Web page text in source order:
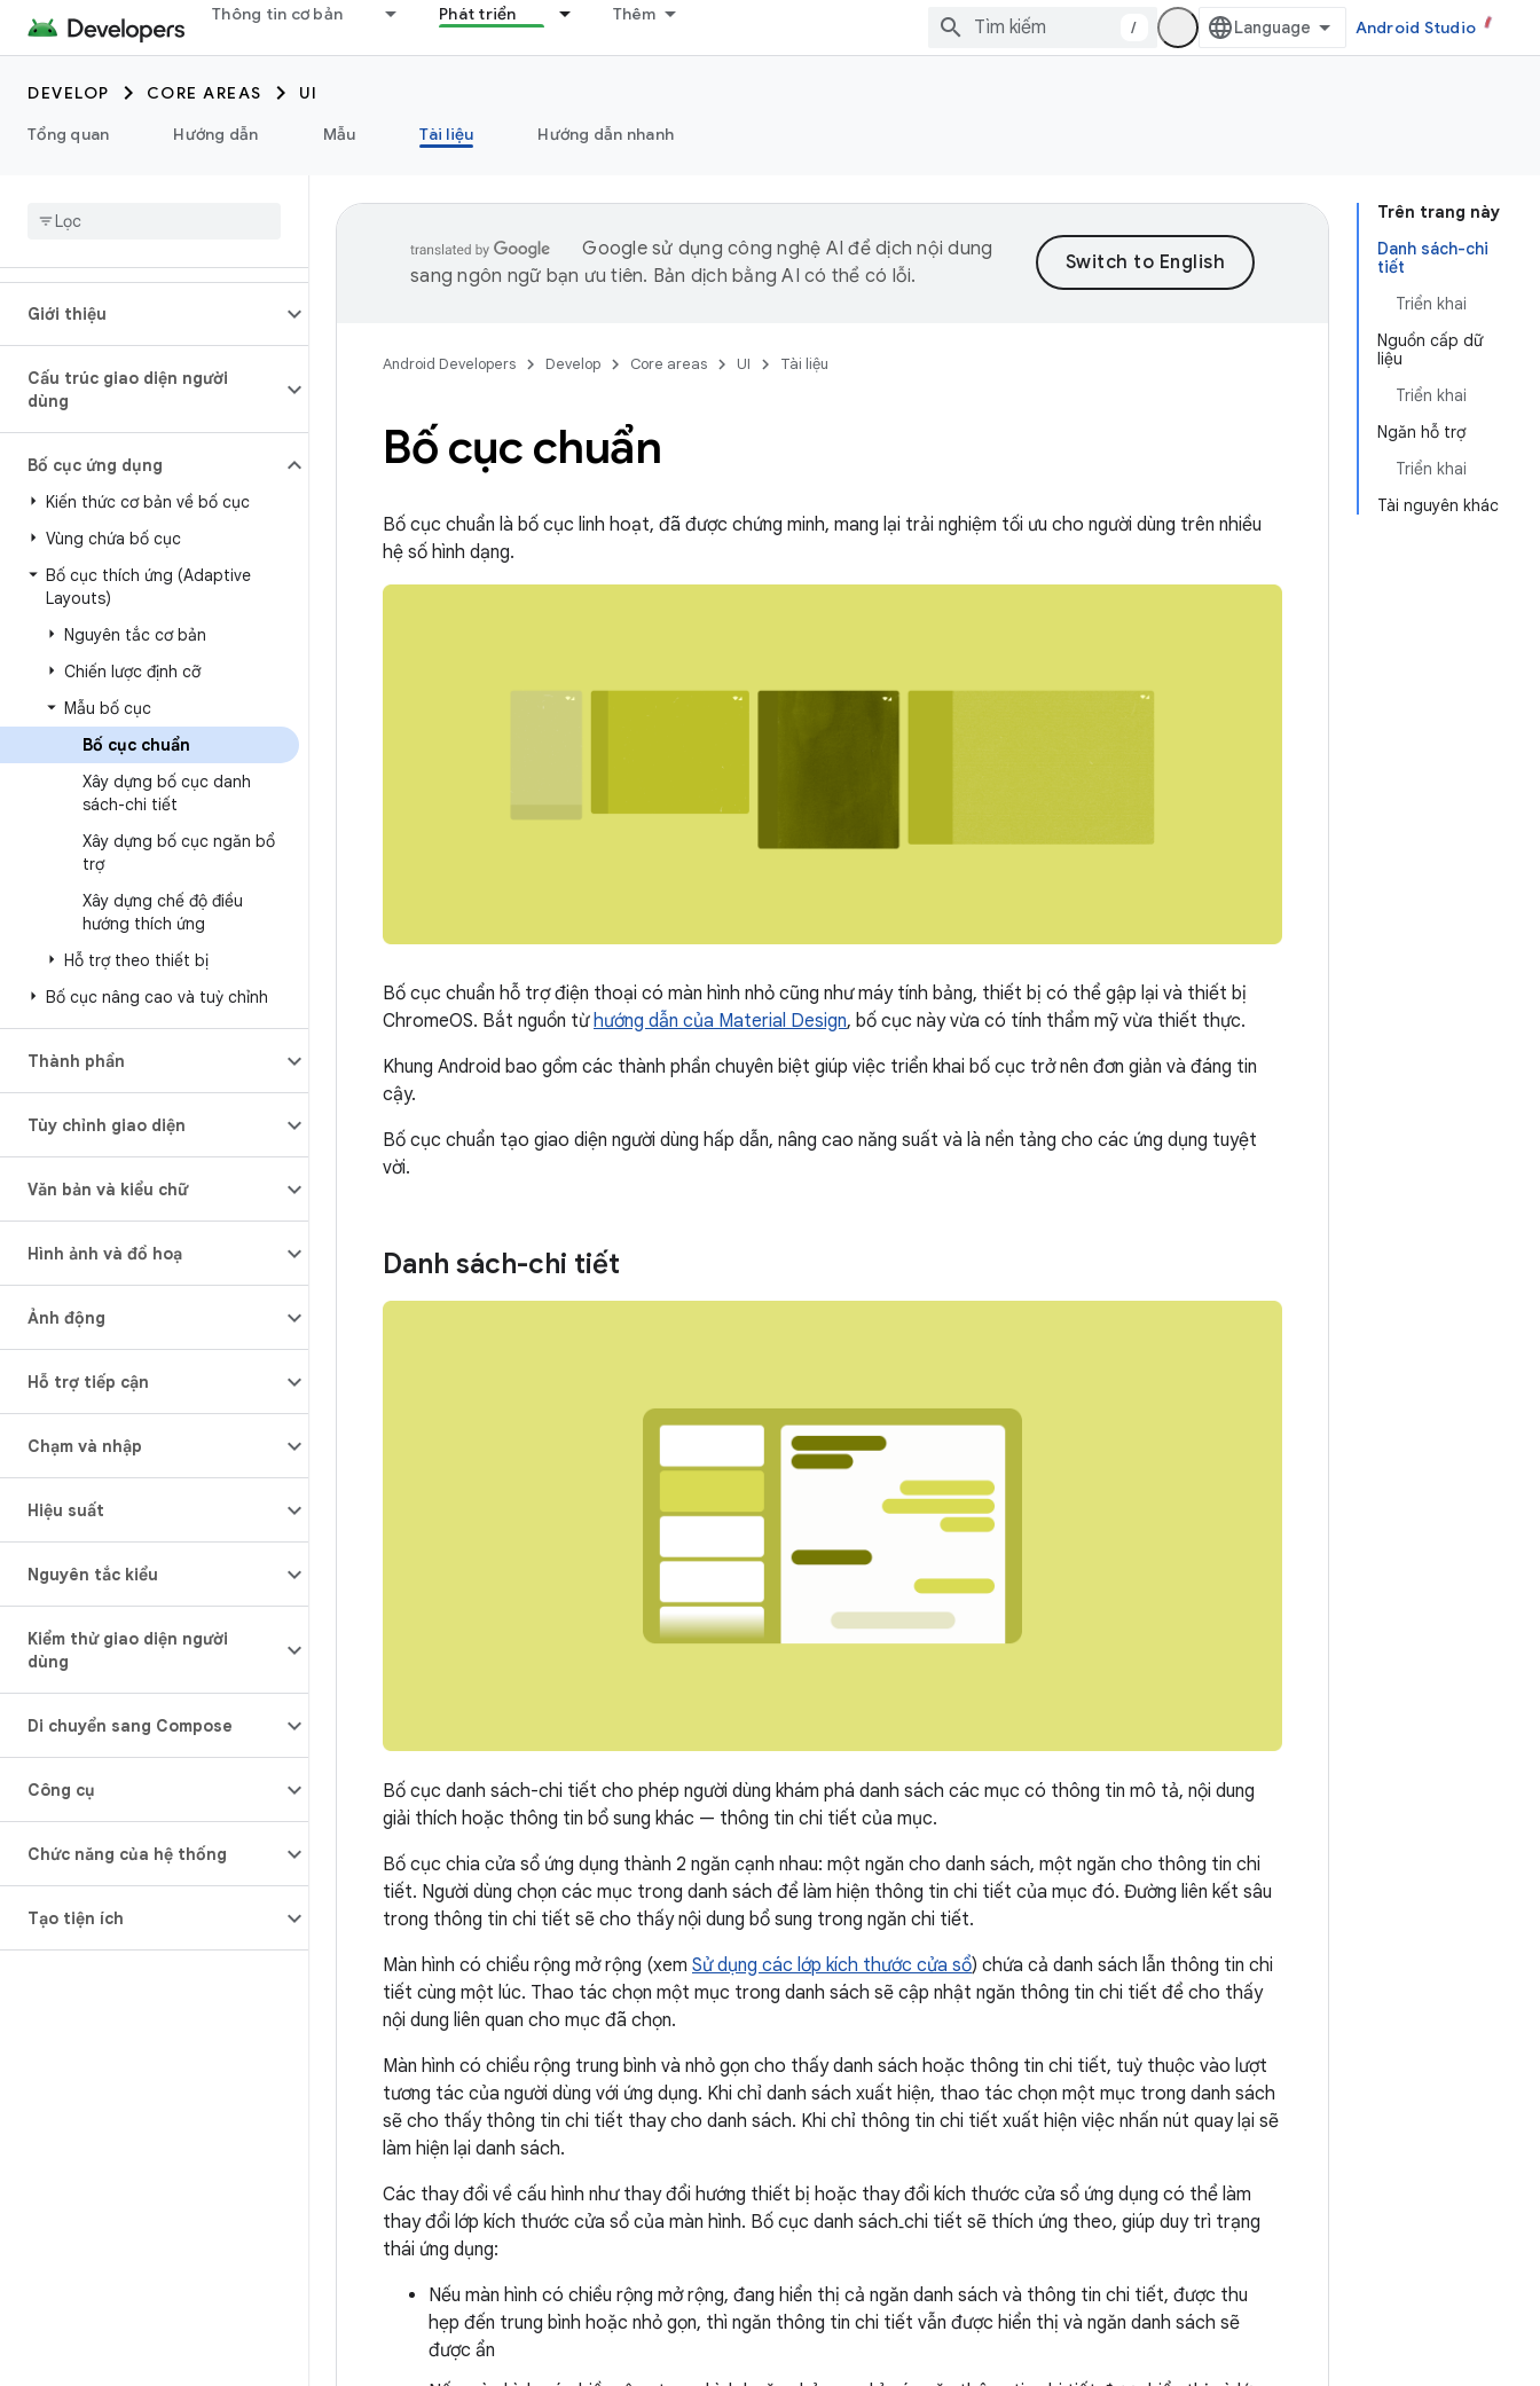
Thông tin cơ bản Phát triển Thêm
/ Android Studio
DEVELOP CORE AREAS
UI
Tổng quan
Hướng dẫn Mẫu Tài liệu Hướng dẫn nhanh
Giới thiệu
Cấu trúc giao diện người
dùng
Bố cục ứng dụng
Kiến thức cơ bản về bố cục
Vùng chứa bố cục
Bố cục thích ứng (Adaptive
Layouts)
Nguyên tắc cơ bản
Chiến lược định cỡ
Mẫu bố cục
Bố cục chuẩn
Xây dựng bố cục danh
sách-chi tiết
Xây dựng bố cục ngăn bổ
trợ
Xây dựng chế độ điều
hướng thích ứng
Hỗ trợ theo thiết bị
Bố cục nâng cao và tuỳ chỉnh
Thành phần
Tùy chỉnh giao diện
Văn bản và kiểu chữ
Hình ảnh và đồ hoạ
Ảnh động
Hỗ trợ tiếp cận
Chạm và nhập
Hiệu suất
Nguyên tắc kiểu
Kiểm thử giao diện người
dùng
Di chuyển sang Compose
Công cụ
Chức năng của hệ thống
Tạo tiện ích
Trên trang này
Danh sách-chi
tiết
Triển khai
Nguồn cấp dữ
liệu
Triển khai
Ngăn hỗ trợ
Triển khai
Tài nguyên khác
Google sử dụng công nghệ AI để dịch nội dung
sang ngôn ngữ bạn ưu tiên. Bản dịch bằng AI có thể có lỗi.
Android Developers Develop Core areas UI Tài liệu
Bố cục chuẩn
Bố cục chuẩn là bố cục linh hoạt, đã được chứng minh, mang lại trải nghiệm tối ưu cho người dùng trên nhiều
hệ số hình dạng.
Bố cục chuẩn hỗ trợ điện thoại có màn hình nhỏ cũng như máy tính bảng, thiết bị có thể gập lại và thiết bị
ChromeOS. Bắt nguồn từhướng dẫn của Material Design, bố cục này vừa có tính thẩm mỹ vừa thiết thực.
Khung Android bao gồm các thành phần chuyên biệt giúp việc triển khai bố cục trở nên đơn giản và đáng tin
cậy.
Bố cục chuẩn tạo giao diện người dùng hấp dẫn, nâng cao năng suất và là nền tảng cho các ứng dụng tuyệt
vời.
Danh sách-chi tiết
Bố cục danh sách-chi tiết cho phép người dùng khám phá danh sách các mục có thông tin mô tả, nội dung
giải thích hoặc thông tin bổ sung khác — thông tin chi tiết của mục.
Bố cục chia cửa sổ ứng dụng thành 2 ngăn cạnh nhau: một ngăn cho danh sách, một ngăn cho thông tin chi
tiết. Người dùng chọn các mục trong danh sách để làm hiện thông tin chi tiết của mục đó. Đường liên kết sâu
trong thông tin chi tiết sẽ cho thấy nội dung bổ sung trong ngăn chi tiết.
Màn hình có chiều rộng mở rộng (xem Sử dụng các lớp kích thước cửa sổ) chứa cả danh sách lẫn thông tin chi
tiết cùng một lúc. Thao tác chọn một mục trong danh sách sẽ cập nhật ngăn thông tin chi tiết để cho thấy
nội dung liên quan cho mục đã chọn.
Màn hình có chiều rộng trung bình và nhỏ gọn cho thấy danh sách hoặc thông tin chi tiết, tuỳ thuộc vào lượt
tương tác của người dùng với ứng dụng. Khi chỉ danh sách xuất hiện, thao tác chọn một mục trong danh sách
sẽ cho thấy thông tin chi tiết thay cho danh sách. Khi chỉ thông tin chi tiết xuất hiện việc nhấn nút quay lại sẽ
làm hiện lại danh sách.
Các thay đổi về cấu hình như thay đổi hướng thiết bị hoặc thay đổi kích thước cửa sổ ứng dụng có thể làm
thay đổi lớp kích thước cửa sổ của màn hình. Bố cục danh sách‑chi tiết sẽ thích ứng theo, giúp duy trì trạng
thái ứng dụng:
Nếu màn hình có chiều rộng mở rộng, đang hiển thị cả ngăn danh sách và thông tin chi tiết, được thu
hẹp đến trung bình hoặc nhỏ gọn, thì ngăn thông tin chi tiết vẫn được hiển thị và ngăn danh sách sẽ
được ẩn